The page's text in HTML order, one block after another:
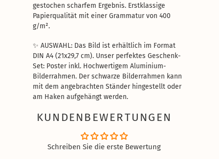
gestochen scharfem Ergebnis. Erstklassige
Papierqualität mit einer Grammatur von 400
g/m².
✨ AUSWAHL: Das Bild ist erhältlich im Format
DIN A4 (21x29,7 cm). Unser perfektes Geschenk-
Set: Poster inkl. Hochwertigem Aluminium-
Bilderrahmen. Der schwarze Bilderrahmen kann
mit dem angebrachten Ständer hingestellt oder
am Haken aufgehängt werden.
KUNDENBEWERTUNGEN
Schreiben Sie die erste Bewertung